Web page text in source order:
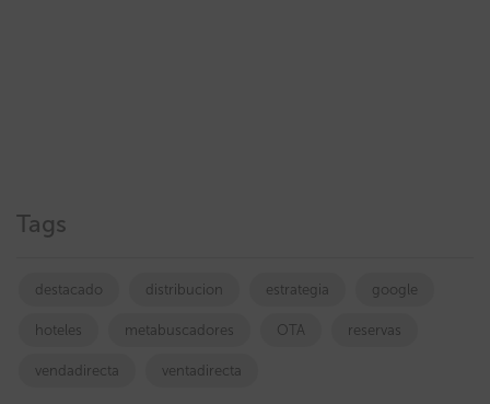
Tags
destacado distribucion estrategia google
hoteles metabuscadores OTA reservas
vendadirecta ventadirecta